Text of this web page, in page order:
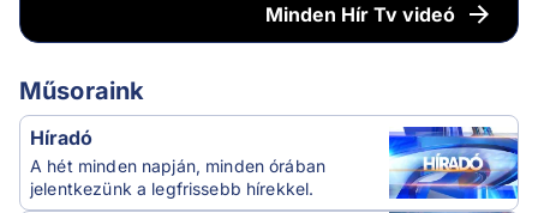
Minden Hír Tv videó
Műsoraink
Híradó
A hét minden napján, minden órában
jelentkezünk a legfrissebb hírekkel.